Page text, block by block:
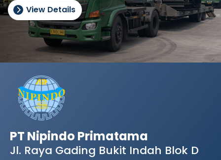
View Details
PT Nipindo Primatama
Jl. Raya Gading Bukit Indah Blok D